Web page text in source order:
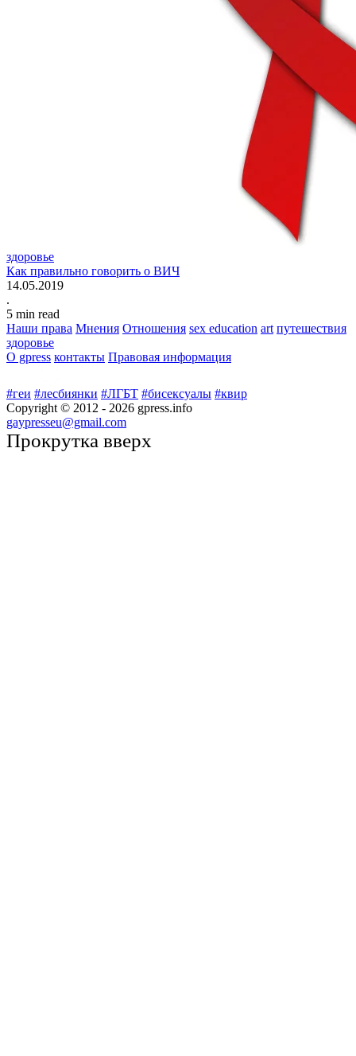
здоровье
Как правильно говорить о ВИЧ
14.05.2019
.
5 min read
Наши права Мнения Отношения sex education art путешествия
здоровье
О gpress контакты Правовая информация
#геи #лесбиянки #ЛГБТ #бисексуалы #квир
Copyright © 2012 - 2026 gpress.info
gaypresseu@gmail.com
Прокрутка вверх